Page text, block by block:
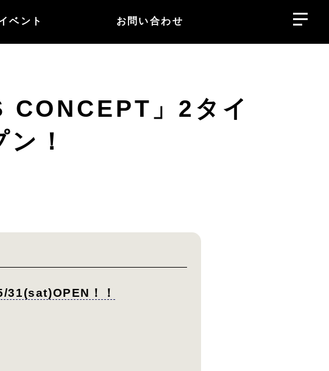
ベント お問い合わせ
CONCEPT」2タイ
！
31(sat)OPEN！！